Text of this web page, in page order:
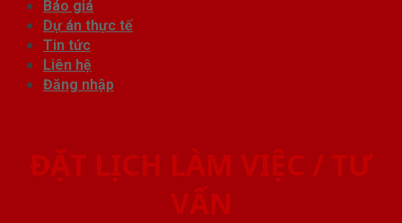
Báo giá
Dự án thực tế
Tin tức
Liên hệ
Đăng nhập
ĐẶT LỊCH LÀM VIỆC / TƯ
VẤN